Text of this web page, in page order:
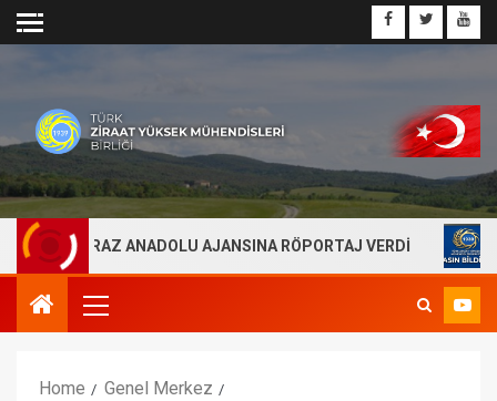
KİRAZ ANADOLU AJANSINA RÖPORTAJ VERDİ
Home
Genel Merkez